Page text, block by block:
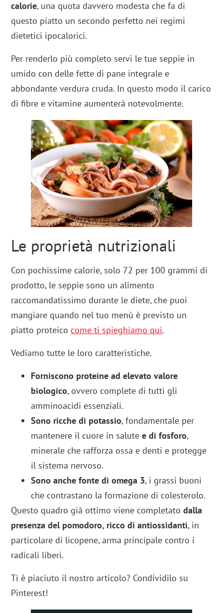
calorie, una quota davvero modesta che fa di
questo piatto un secondo perfetto nei regimi
dietetici ipocalorici.
Per renderlo più completo servi le tue seppie in
umido con delle fette di pane integrale e
abbondante verdura cruda. In questo modo il carico
di fibre e vitamine aumenterà notevolmente.
Le proprietà nutrizionali
Con pochissime calorie, solo 72 per 100 grammi di
prodotto, le seppie sono un alimento
raccomandatissimo durante le diete, che puoi
mangiare quando nel tuo menù è previsto un
piatto proteicocome ti spieghiamo qui.
Vediamo tutte le loro caratteristiche.
Forniscono proteine ad elevato valore
biologico, ovvero complete di tutti gli
amminoacidi essenziali.
Sono ricche di potassio, fondamentale per
mantenere il cuore in salutee di fosforo,
minerale che rafforza ossa e denti e protegge
il sistema nervoso.
Sono anche fonte di omega 3, i grassi buoni
che contrastano la formazione di colesterolo.
Questo quadro già ottimo viene completatodalla
presenza del pomodoro, ricco di antiossidanti, in
particolare di licopene, arma principale contro i
radicali liberi.
Ti è piaciuto il nostro articolo? Condividilo su
Pinterest!